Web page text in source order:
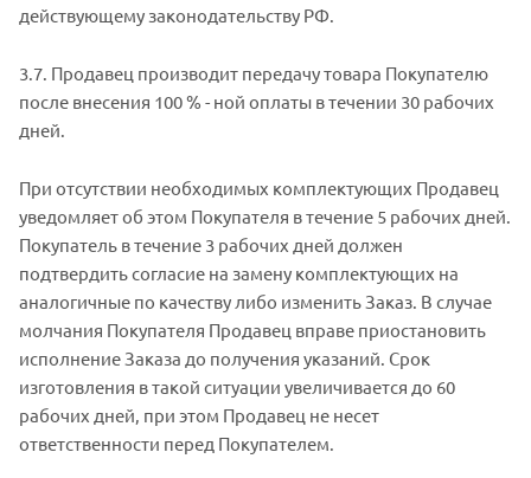
действующему законодательству РФ.
3.7. Продавец производит передачу товара Покупателю
после внесения 100 % - ной оплаты в течении 30 рабочих
дней.
При отсутствии необходимых комплектующих Продавец
уведомляет об этом Покупателя в течение 5 рабочих дней.
Покупатель в течение 3 рабочих дней должен
подтвердить согласие на замену комплектующих на
аналогичные по качеству либо изменить Заказ. В случае
молчания Покупателя Продавец вправе приостановить
исполнение Заказа до получения указаний. Срок
изготовления в такой ситуации увеличивается до 60
рабочих дней, при этом Продавец не несет
ответственности перед Покупателем.